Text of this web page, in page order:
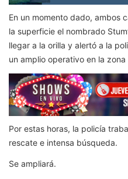
En un momento dado, ambos
la superficie el nombrado
llegar a la orilla y alertó a la
un amplio operativo en la
Por estas horas, la policía
rescate e intensa búsqueda.
Se ampliará.